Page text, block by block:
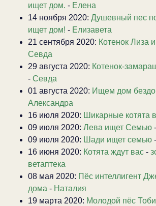
ищет дом. - Елена
14 ноября 2020: Душевный пес
ищет дом! - Елизавета
21 сентября 2020: Котенок Лиза
Севда
29 августа 2020: Котенок-
- Севда
01 августа 2020: Ищем дом
Александра
16 июля 2020: Шикарные котята
09 июля 2020: Лева ищет Семью -
09 июля 2020: Шади ищет семью -
16 июня 2020: Котята ждут вас -
ветаптека
08 мая 2020: Пёс интеллигент
дома - Наталия
19 марта 2020: Молодой пёс